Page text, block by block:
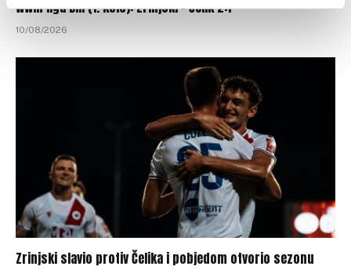
WWin liga BiH (1. kolo): Zrinjski – Čelik 2:1
10/08/2026
Zrinjski slavio protiv Čelika i pobjedom otvorio sezonu